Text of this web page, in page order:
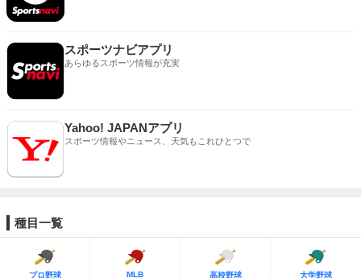
スポーツナビアプリ
あらゆるスポーツ情報が充実
Yahoo! JAPANアプリ
スポーツ情報やニュース、天気もこれひとつで
種目一覧
プロ野球 MLB 高校野球 大学野球